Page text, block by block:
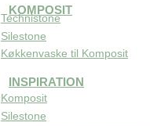
KOMPOSIT
Technistone
Silestone
Køkkenvaske til Komposit
INSPIRATION
Komposit
Silestone